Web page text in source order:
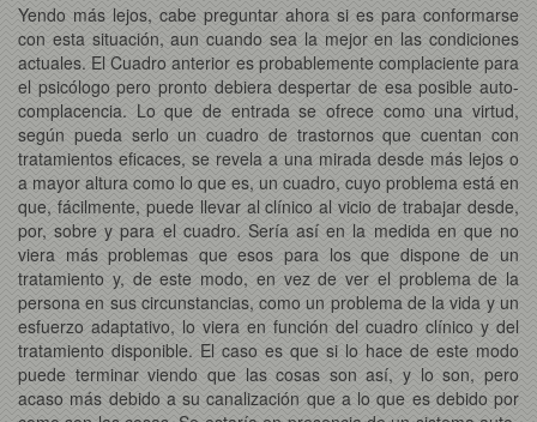
Yendo más lejos, cabe preguntar ahora si es para conformarse
con esta situación, aun cuando sea la mejor en las condiciones
actuales. El Cuadro anterior es probablemente complaciente para
el psicólogo pero pronto debiera despertar de esa posible auto-
complacencia. Lo que de entrada se ofrece como una virtud,
según pueda serlo un cuadro de trastornos que cuentan con
tratamientos eficaces, se revela a una mirada desde más lejos o
a mayor altura como lo que es, un cuadro, cuyo problema está en
que, fácilmente, puede llevar al clínico al vicio de trabajar desde,
por, sobre y para el cuadro. Sería así en la medida en que no
viera más problemas que esos para los que dispone de un
tratamiento y, de este modo, en vez de ver el problema de la
persona en sus circunstancias, como un problema de la vida y un
esfuerzo adaptativo, lo viera en función del cuadro clínico y del
tratamiento disponible. El caso es que si lo hace de este modo
puede terminar viendo que las cosas son así, y lo son, pero
acaso más debido a su canalización que a lo que es debido por